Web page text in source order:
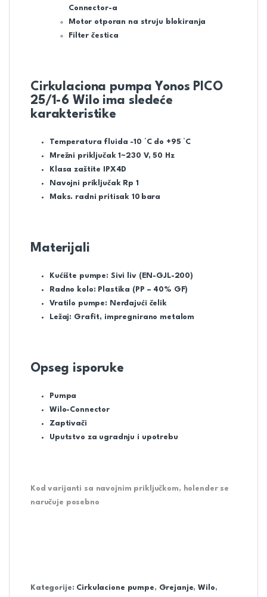
Connector-a
Motor otporan na struju blokiranja
Filter čestica
Cirkulaciona pumpa Yonos PICO
25/1-6 Wilo ima sledeće
karakteristike
Temperatura fluida -10 °C do +95 °C
Mrežni priključak 1~230 V, 50 Hz
Klasa zaštite IPX4D
Navojni priključak Rp 1
Maks. radni pritisak 10 bara
Materijali
Kućište pumpe: Sivi liv (EN-GJL-200)
Radno kolo: Plastika (PP – 40% GF)
Vratilo pumpe: Nerđajući čelik
Ležaj: Grafit, impregnirano metalom
Opseg isporuke
Pumpa
Wilo-Connector
Zaptivači
Uputstvo za ugradnju i upotrebu
Kod varijanti sa navojnim priključkom, holender se
naručuje posebno
Kategorije: Cirkulacione pumpe, Grejanje,Wilo,